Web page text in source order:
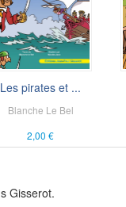
Les pirates et ...
Blanche Le Bel
2,00 €
Gisserot.